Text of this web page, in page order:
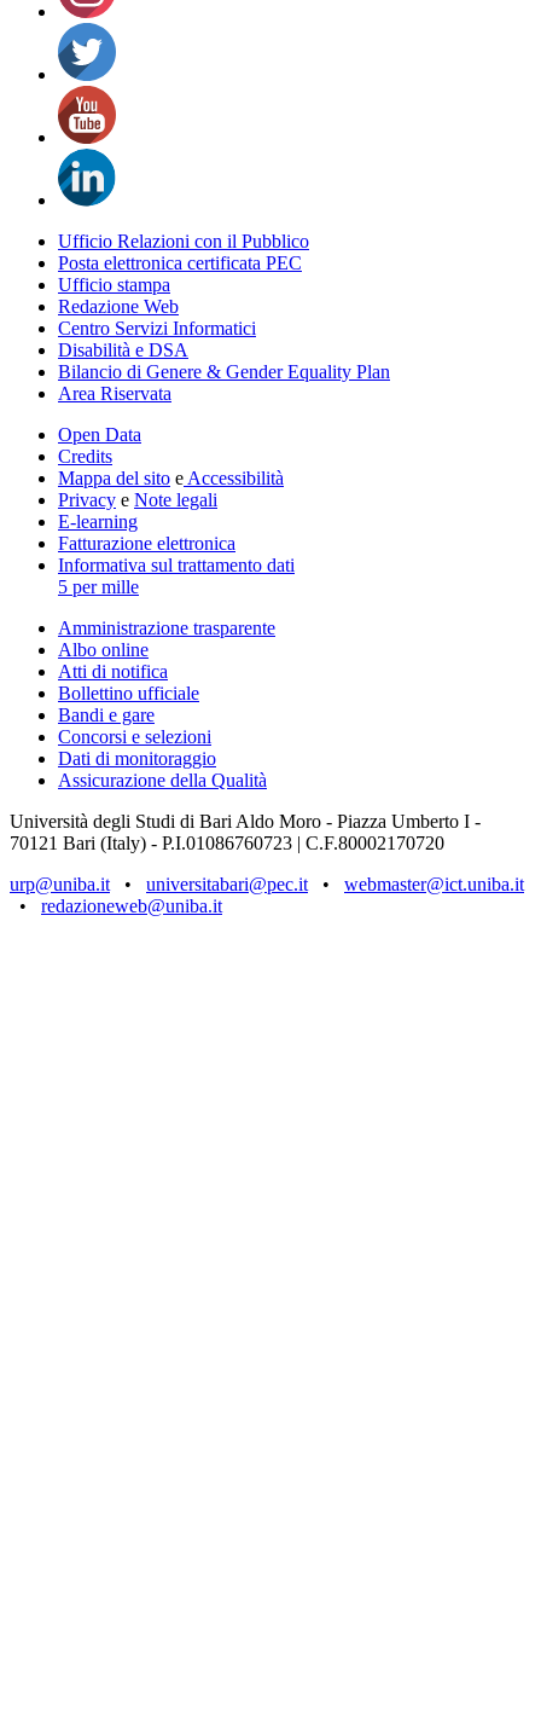
Ufficio Relazioni con il Pubblico
Posta elettronica certificata PEC
Ufficio stampa
Redazione Web
Centro Servizi Informatici
Disabilità e DSA
Bilancio di Genere & Gender Equality Plan
Area Riservata
Open Data
Credits
Mappa del sito e Accessibilità
Privacy e Note legali
E-learning
Fatturazione elettronica
Informativa sul trattamento dati
5 per mille
Amministrazione trasparente
Albo online
Atti di notifica
Bollettino ufficiale
Bandi e gare
Concorsi e selezioni
Dati di monitoraggio
Assicurazione della Qualità
Università degli Studi di Bari Aldo Moro - Piazza Umberto I -
70121 Bari (Italy) - P.I.01086760723 | C.F.80002170720
urp@uniba.it • universitabari@pec.it • webmaster@ict.uniba.it
• redazioneweb@uniba.it